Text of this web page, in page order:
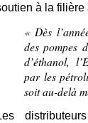
à la filière
« Dès
des pompes
d’éthanol,
par les
soit au-delà